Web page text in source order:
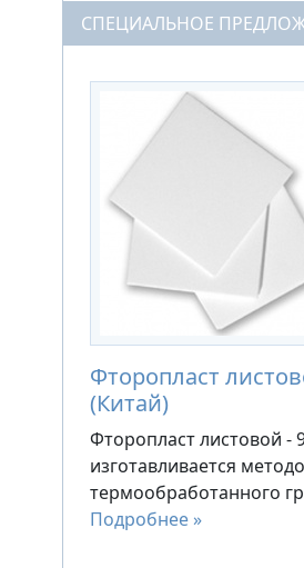
СПЕЦИАЛЬНОЕ
Фторопласт
(Китай)
Фторопласт листовой -
изготавливается
термообработанного
Подробнее »